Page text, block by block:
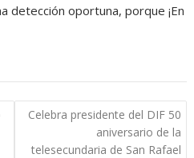
detección oportuna, porque ¡En
Celebra presidente del DIF 50
aniversario de la
telesecundaria de San Rafael